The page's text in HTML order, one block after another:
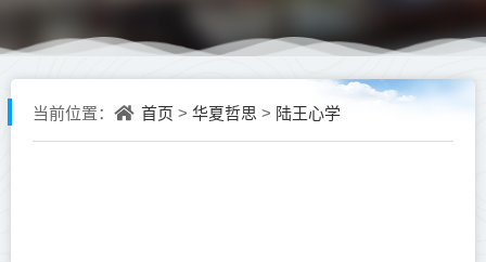
当前位置： 首页 > 华夏哲思 > 陆王心学